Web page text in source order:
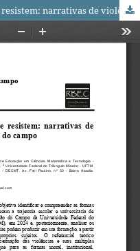
Silêncios que ensinam, vozes que resistem: narrativas de violência na formação de sujeitos do campo